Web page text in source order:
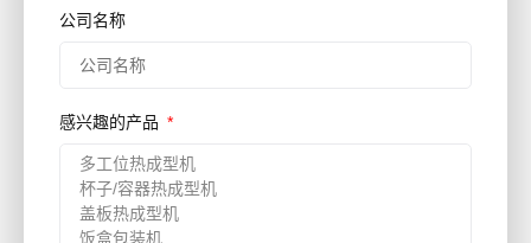
公司名称
感兴趣的产品